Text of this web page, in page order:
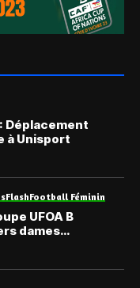
Déplacement
à Unisport
FlashFootball Féminin
UFOA B
dames